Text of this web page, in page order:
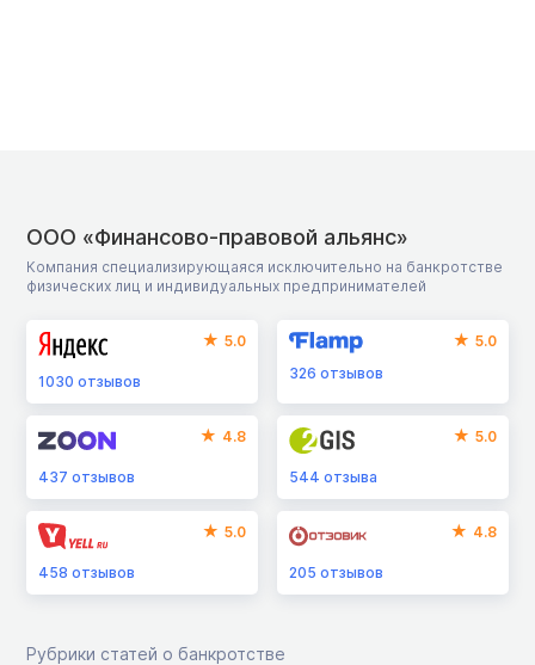
ООО «Финансово-правовой альянс»
Компания специализирующаяся исключительно на банкротстве
физических лиц и индивидуальных предпринимателей
5.0
1030 отзывов
5.0
326отзывов
4.8
437 отзывов
5.0
544отзыва
5.0
458 отзывов
4.8
205отзывов
Рубрики статей о банкротстве